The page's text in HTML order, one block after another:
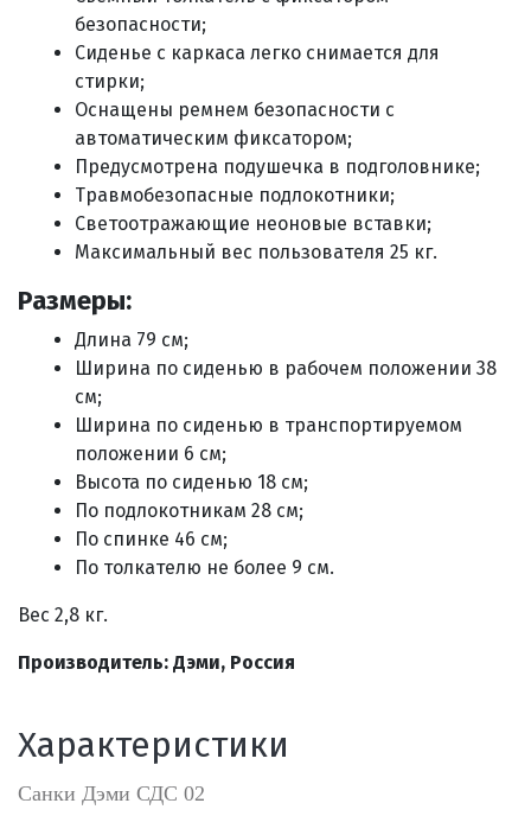
безопасности;
Сиденье с каркаса легко снимается для
стирки;
Оснащены ремнем безопасности с
автоматическим фиксатором;
Предусмотрена подушечка в подголовнике;
Травмобезопасные подлокотники;
Светоотражающие неоновые вставки;
Максимальный вес пользователя 25 кг.
Размеры:
Длина 79 см;
Ширина по сиденью в рабочем положении 38
см;
Ширина по сиденью в транспортируемом
положении 6 см;
Высота по сиденью 18 см;
По подлокотникам 28 см;
По спинке 46 см;
По толкателю не более 9 см.
Вес 2,8 кг.
Производитель: Дэми, Россия
Характеристики
Санки Дэми СДС 02